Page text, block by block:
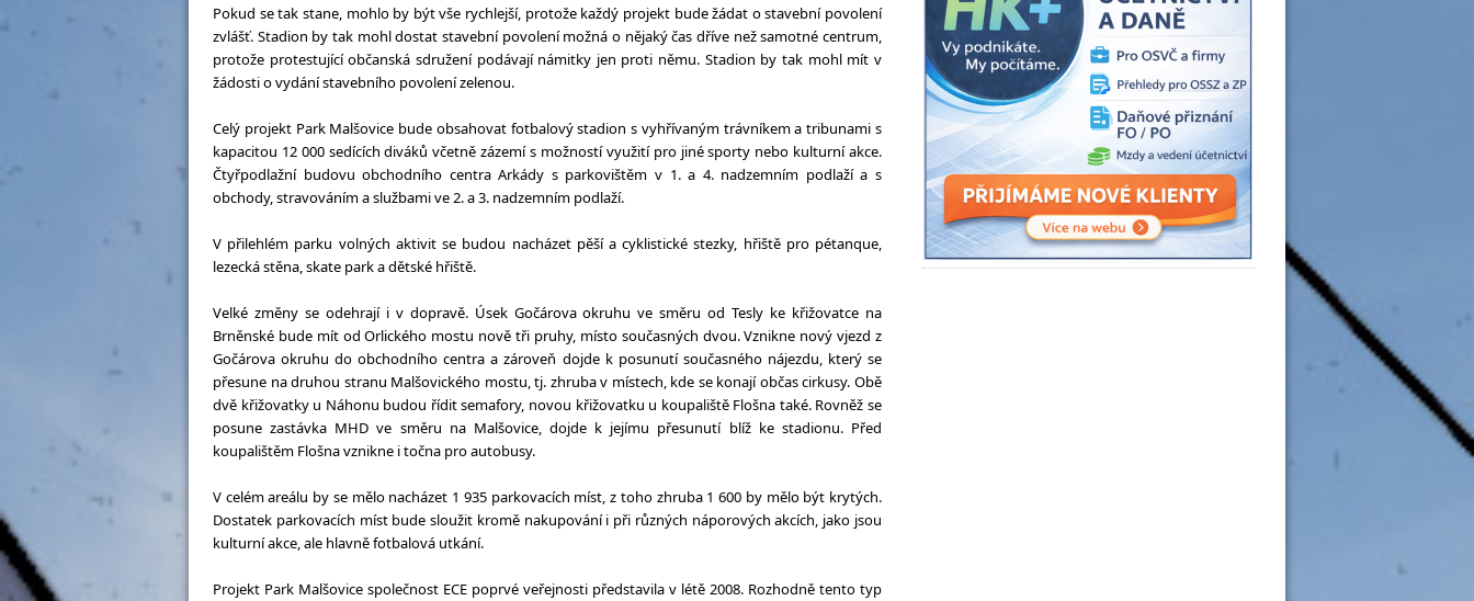
Pokud se tak stane, mohlo by být vše rychlejší, protože každý projekt bude žádat o stavební povolení
zvlášť. Stadion by tak mohl dostat stavební povolení možná o nějaký čas dříve než samotné centrum,
protože protestující občanská sdružení podávají námitky jen proti němu. Stadion by tak mohl mít v
žádosti o vydání stavebního povolení zelenou.
Celý projekt Park Malšovice bude obsahovat fotbalový stadion s vyhřívaným trávníkem a tribunami s
kapacitou 12 000 sedících diváků včetně zázemí s možností využití pro jiné sporty nebo kulturní akce.
Čtyřpodlažní budovu obchodního centra Arkády s parkovištěm v 1. a 4. nadzemním podlaží a s
obchody, stravováním a službami ve 2. a 3. nadzemním podlaží.
V přilehlém parku volných aktivit se budou nacházet pěší a cyklistické stezky, hřiště pro pétanque,
lezecká stěna, skate park a dětské hřiště.
Velké změny se odehrají i v dopravě. Úsek Gočárova okruhu ve směru od Tesly ke křižovatce na
Brněnské bude mít od Orlického mostu nově tři pruhy, místo současných dvou. Vznikne nový vjezd z
Gočárova okruhu do obchodního centra a zároveň dojde k posunutí současného nájezdu, který se
přesune na druhou stranu Malšovického mostu, tj. zhruba v místech, kde se konají občas cirkusy. Obě
dvě křižovatky u Náhonu budou řídit semafory, novou křižovatku u koupaliště Flošna také. Rovněž se
posune zastávka MHD ve směru na Malšovice, dojde k jejímu přesunutí blíž ke stadionu. Před
koupalištěm Flošna vznikne i točna pro autobusy.
V celém areálu by se mělo nacházet 1 935 parkovacích míst, z toho zhruba 1 600 by mělo být krytých.
Dostatek parkovacích míst bude sloužit kromě nakupování i při různých náporových akcích, jako jsou
kulturní akce, ale hlavně fotbalová utkání.
Projekt Park Malšovice společnost ECE poprvé veřejnosti představila v létě 2008. Rozhodně tento typ